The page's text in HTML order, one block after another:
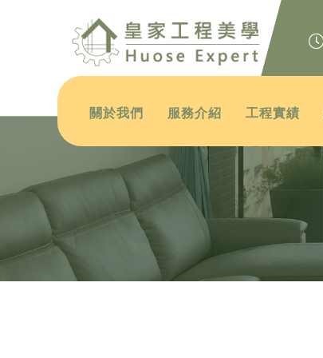
關於我們 服務介紹 工程實績